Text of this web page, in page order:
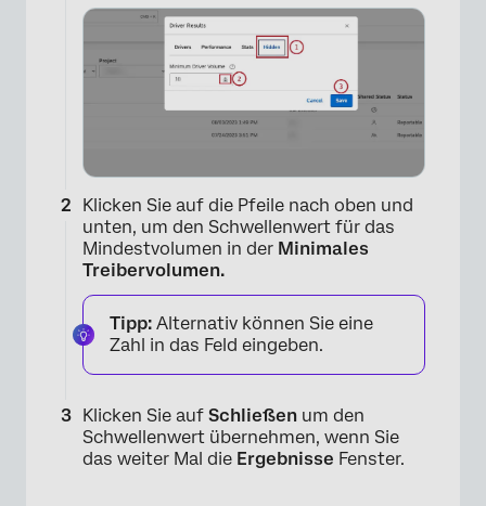
Klicken Sie auf die Pfeile nach oben und
unten, um den Schwellenwert für das
Mindestvolumen in der Minimales
Treibervolumen.
Tipp: Alternativ können Sie eine
Zahl in das Feld eingeben.
Klicken Sie auf Schließen um den
Schwellenwert übernehmen, wenn Sie
das weiter Mal die Ergebnisse Fenster.